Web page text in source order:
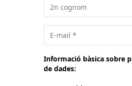
Informació bàsica sobre
de dades: